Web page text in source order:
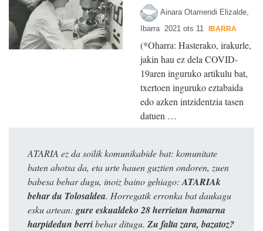
Ainara Otamendi Elizalde,
Ibarra 2021 ots 11 IBARRA
(*Oharra: Hasterako, irakurle,
jakin hau ez dela COVID-
19aren inguruko artikulu bat,
txertoen inguruko eztabaida
edo azken intzidentzia tasen
datuen …
ATARIA ez da soilik komunikabide bat: komunitate
baten ahotsa da, eta urte hauen guztien ondoren, zuen
babesa behar dugu, inoiz baino gehiago: ATARIAk
behar du Tolosaldea. Horregatik erronka bat daukagu
esku artean: gure eskualdeko 28 herrietan hamarna
harpidedun berribehar ditugu. Zu falta zara, bazatoz?